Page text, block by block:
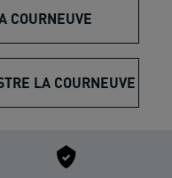
COURNEUVE
LA COURNEUVE